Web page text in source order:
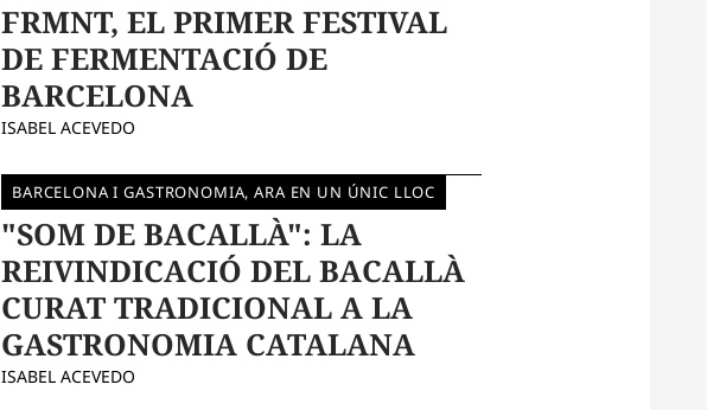
FRMNT, EL PRIMER FESTIVAL
DE FERMENTACIÓ DE
BARCELONA
ISABEL ACEVEDO
BARCELONA I GASTRONOMIA, ARA EN UN ÚNIC LLOC
"SOM DE BACALLÀ": LA
REIVINDICACIÓ DEL BACALLÀ
CURAT TRADICIONAL A LA
GASTRONOMIA CATALANA
ISABEL ACEVEDO